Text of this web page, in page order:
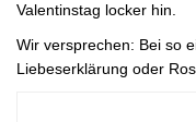
Valentinstag locker hin.
Wir versprechen: Bei so
Liebeserklärung oder